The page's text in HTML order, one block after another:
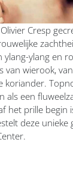
Cresp
ylang-ylang en
van wierook,
koriander.
als een
het prille begin
deze